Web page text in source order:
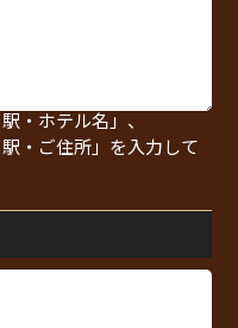
・ホテル名」、
・ご住所」を入力して